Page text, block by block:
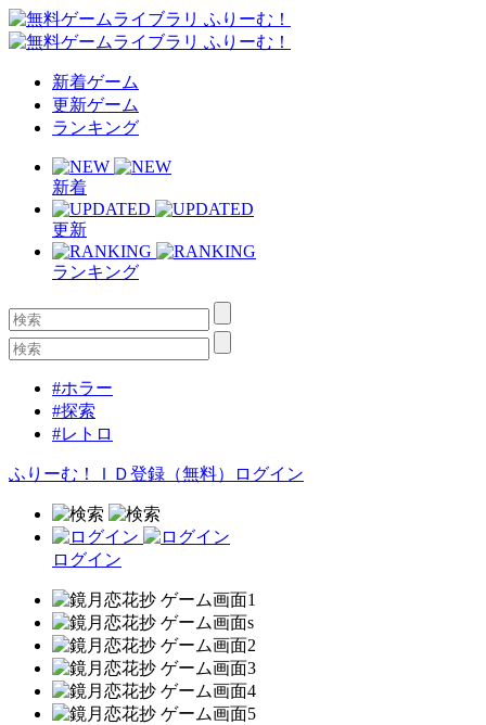
新着ゲーム
更新ゲーム
ランキング
新着
更新
ランキング
#ホラー
#探索
#レトロ
ふりーむ！ＩＤ登録（無料） ログイン
ログイン